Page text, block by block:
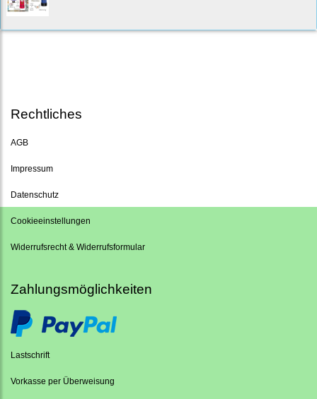
Rechtliches
AGB
Impressum
Datenschutz
Cookieeinstellungen
Widerrufsrecht & Widerrufsformular
Zahlungsmöglichkeiten
Lastschrift
Vorkasse per Überweisung